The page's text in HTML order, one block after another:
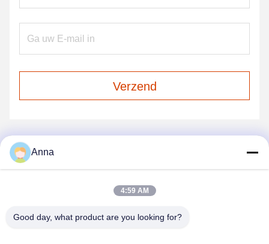
Verzend
Gelijkaardige Producten
Anna
4:59 AM
Good day, what product are you looking for?